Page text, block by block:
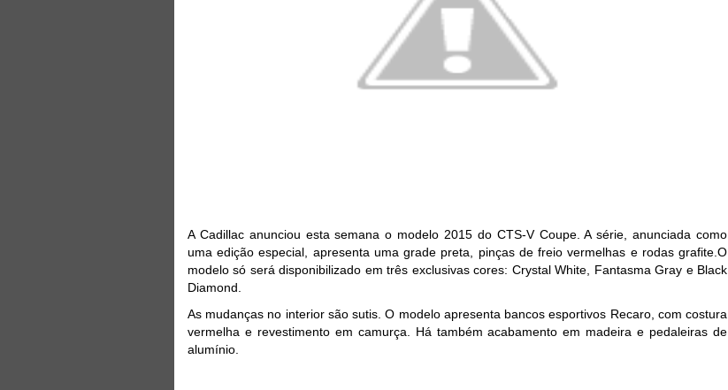
A Cadillac anunciou esta semana o modelo 2015 do CTS-V Coupe. A série, anunciada como
uma edição especial, apresenta uma grade preta, pinças de freio vermelhas e rodas grafite.O
modelo só será disponibilizado em três exclusivas cores: Crystal White, Fantasma Gray e Black
Diamond.
As mudanças no interior são sutis. O modelo apresenta bancos esportivos Recaro, com costura
vermelha e revestimento em camurça. Há também acabamento em madeira e pedaleiras de
alumínio.